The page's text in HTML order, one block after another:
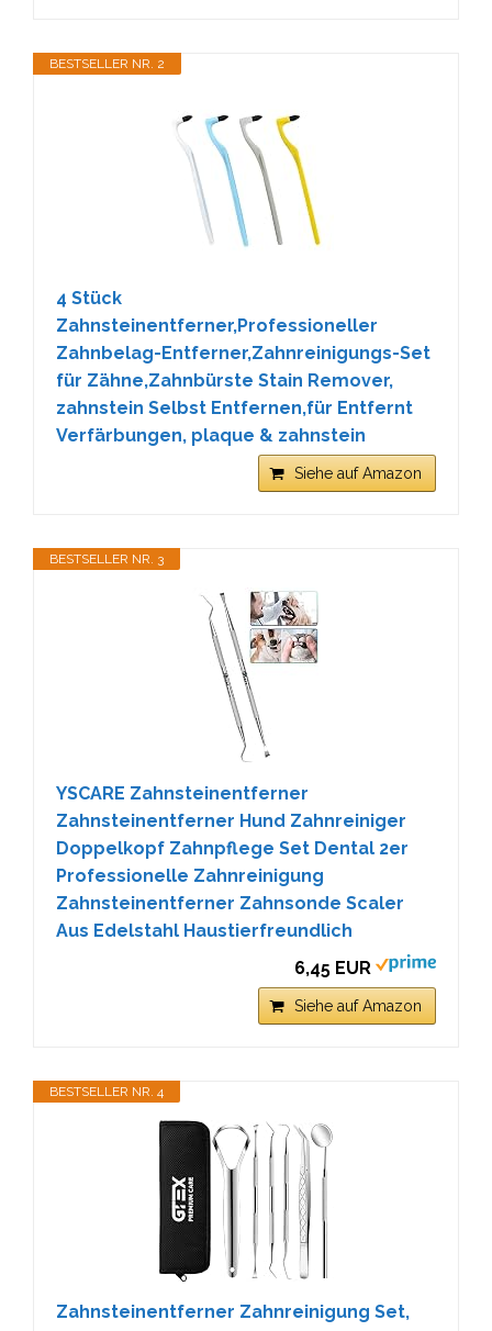
BESTSELLER NR. 2
4 Stück
Zahnsteinentferner,Professioneller
Zahnbelag-Entferner,Zahnreinigungs-Set
für Zähne,Zahnbürste Stain Remover,
zahnstein Selbst Entfernen,für Entfernt
Verfärbungen, plaque & zahnstein
Siehe auf Amazon
BESTSELLER NR. 3
YSCARE Zahnsteinentferner
Zahnsteinentferner Hund Zahnreiniger
Doppelkopf Zahnpflege Set Dental 2er
Professionelle Zahnreinigung
Zahnsteinentferner Zahnsonde Scaler
Aus Edelstahl Haustierfreundlich
6,45 EUR
Siehe auf Amazon
BESTSELLER NR. 4
Zahnsteinentferner Zahnreinigung Set,